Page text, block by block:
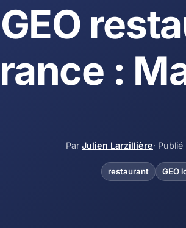
GEO
:
Par Julien Larzillière· Publié
restaurant GEO